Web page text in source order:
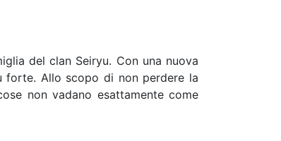
del clan Seiryu. Con una nuova
forte. Allo scopo di non perdere la
non vadano esattamente come